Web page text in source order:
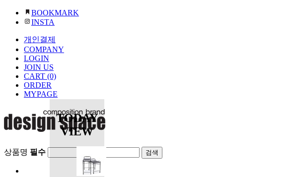
BOOKMARK
INSTA
개인결제
COMPANY
LOGIN
JOIN US
CART (0)
ORDER
MYPAGE
상품명 필수
TODAY
VIEW